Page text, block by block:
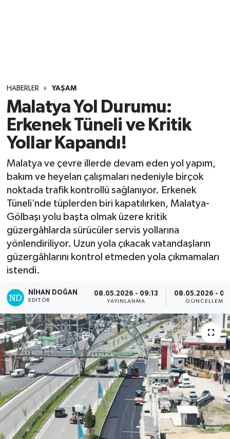
HABERLER YAŞAM
Malatya Yol Durumu:
Erkenek Tüneli ve Kritik
Yollar Kapandı!
Malatya ve çevre illerde devam eden yol yapım,
bakım ve heyelan çalışmaları nedeniyle birçok
noktada trafik kontrollü sağlanıyor. Erkenek
Tüneli’nde tüplerden biri kapatılırken, Malatya-
Gölbaşı yolu başta olmak üzere kritik
güzergâhlarda sürücüler servis yollarına
yönlendiriliyor. Uzun yola çıkacak vatandaşların
güzergâhlarını kontrol etmeden yola çıkmamaları
istendi.
NIHAN DOĞAN
EDITÖR
08.05.2026 - 09:13
YAYINLANMA
08.05.2026 -
GÜNCELLEME
Yaşam